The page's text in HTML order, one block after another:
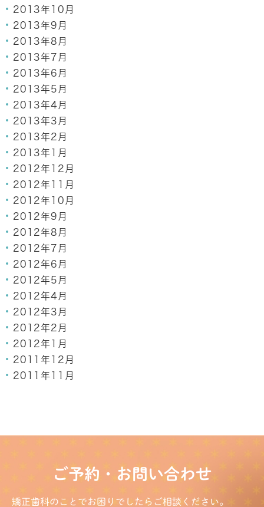
2013年10月
2013年9月
2013年8月
2013年7月
2013年6月
2013年5月
2013年4月
2013年3月
2013年2月
2013年1月
2012年12月
2012年11月
2012年10月
2012年9月
2012年8月
2012年7月
2012年6月
2012年5月
2012年4月
2012年3月
2012年2月
2012年1月
2011年12月
2011年11月
ご予約・お問い合わせ
矯正歯科のことでお困りでしたらご相談ください。